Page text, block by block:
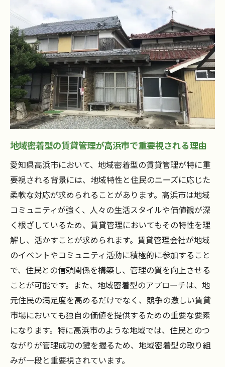
住民のニーズに応える賃貸管理高浜市の秘訣
高浜市住民のニーズを見極める方法
賃貸管理における柔軟な条件設定の重要性
住民の声を反映した賃貸管理の実例
高浜市の住民満足度を向上させる秘訣
地域イベントを活用した住民との関わり方
高浜市で住民のニーズに応えるための具体
策
高浜市における賃貸管理信頼関係構築の方法
信頼関係が賃貸管理に与える影響
高浜市での住民との信頼構築のステップ
信頼を築くためのコミュニケーション術
地域密着型の賃貸管理で信頼を高める方法
高浜市における長期的な信頼関係の構築法
信頼関係を基にした賃貸管理の成功事例
賃貸管理の質を高める地域特性を活かしたアプ
ローチ
高浜市の地域特性を賃貸管理に活用するヒ
ント
地域特性に応じた柔軟な管理方法の提案
高浜市におけるエコフレンドリーな管理方
法
地域密着型の賃貸管理が高浜市で重要視される理由
愛知県高浜市において、地域密着型の賃貸管理が特に重
要視される背景には、地域特性と住民のニーズに応じた
柔軟な対応が求められることがあります。高浜市は地域
コミュニティが強く、人々の生活スタイルや価値観が深
く根ざしているため、賃貸管理においてもその特性を理
解し、活かすことが求められます。賃貸管理会社が地域
のイベントやコミュニティ活動に積極的に参加すること
で、住民との信頼関係を構築し、管理の質を向上させる
ことが可能です。また、地域密着型のアプローチは、地
元住民の満足度を高めるだけでなく、競争の激しい賃貸
市場においても独自の価値を提供するための重要な要素
になります。特に高浜市のような地域では、住民とのつ
ながりが管理成功の鍵を握るため、地域密着型の取り組
みが一段と重要視されています。